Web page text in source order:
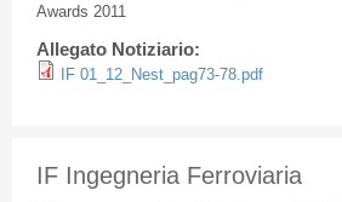
Awards 2011
Allegato Notiziario:
IF 01_12_Nest_pag73-78.pdf
IF Ingegneria Ferroviaria